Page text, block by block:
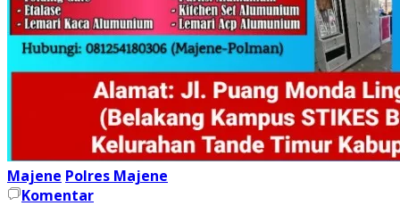
Majene Polres Majene
Komentar